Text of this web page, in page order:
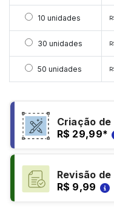
Selecionar 10
10 unidades
Selecionar 30
30 unidades
Selecionar 50
50 unidades
Criação
R$ 29,99*
Revisão
R$ 9,99